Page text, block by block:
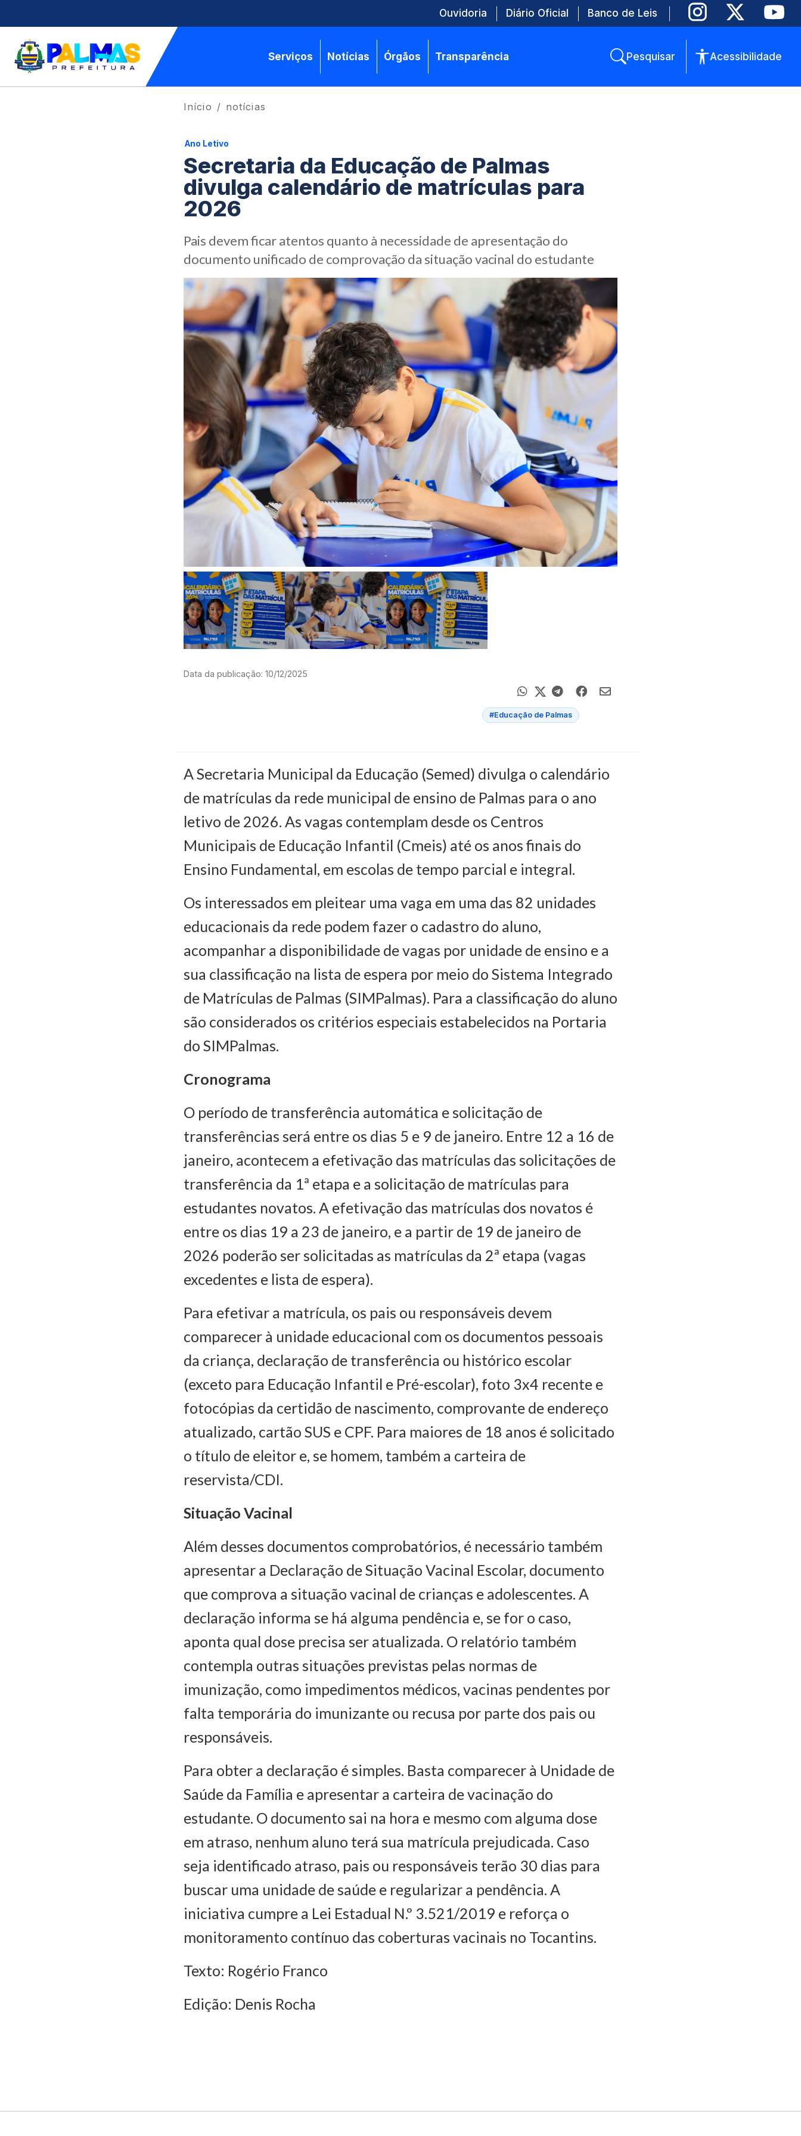
Ouvidoria Diário Oficial Banco de Leis
Serviços Notícias Órgãos Transparência Pesquisar Acessibilidade
Início notícias
Ano Letivo
Secretaria da Educação de Palmas
divulga calendário de matrículas para
2026
Pais devem ficar atentos quanto à necessidade de apresentação do
documento unificado de comprovação da situação vacinal do estudante
Data da publicação: 10/12/2025
#Educação de Palmas
A Secretaria Municipal da Educação (Semed) divulga o calendário
de matrículas da rede municipal de ensino de Palmas para o ano
letivo de 2026. As vagas contemplam desde os Centros
Municipais de Educação Infantil (Cmeis) até os anos finais do
Ensino Fundamental, em escolas de tempo parcial e integral.
Os interessados em pleitear uma vaga em uma das 82 unidades
educacionais da rede podem fazer o cadastro do aluno,
acompanhar a disponibilidade de vagas por unidade de ensino e a
sua classificação na lista de espera por meio do Sistema Integrado
de Matrículas de Palmas (SIMPalmas). Para a classificação do aluno
são considerados os critérios especiais estabelecidos na Portaria
do SIMPalmas.
Cronograma
O período de transferência automática e solicitação de
transferências será entre os dias 5 e 9 de janeiro. Entre 12 a 16 de
janeiro, acontecem a efetivação das matrículas das solicitações de
transferência da 1ª etapa e a solicitação de matrículas para
estudantes novatos. A efetivação das matrículas dos novatos é
entre os dias 19 a 23 de janeiro, e a partir de 19 de janeiro de
2026 poderão ser solicitadas as matrículas da 2ª etapa (vagas
excedentes e lista de espera).
Para efetivar a matrícula, os pais ou responsáveis devem
comparecer à unidade educacional com os documentos pessoais
da criança, declaração de transferência ou histórico escolar
(exceto para Educação Infantil e Pré-escolar), foto 3x4 recente e
fotocópias da certidão de nascimento, comprovante de endereço
atualizado, cartão SUS e CPF. Para maiores de 18 anos é solicitado
o título de eleitor e, se homem, também a carteira de
reservista/CDI.
Situação Vacinal
Além desses documentos comprobatórios, é necessário também
apresentar a Declaração de Situação Vacinal Escolar, documento
que comprova a situação vacinal de crianças e adolescentes. A
declaração informa se há alguma pendência e, se for o caso,
aponta qual dose precisa ser atualizada. O relatório também
contempla outras situações previstas pelas normas de
imunização, como impedimentos médicos, vacinas pendentes por
falta temporária do imunizante ou recusa por parte dos pais ou
responsáveis.
Para obter a declaração é simples. Basta comparecer à Unidade de
Saúde da Família e apresentar a carteira de vacinação do
estudante. O documento sai na hora e mesmo com alguma dose
em atraso, nenhum aluno terá sua matrícula prejudicada. Caso
seja identificado atraso, pais ou responsáveis terão 30 dias para
buscar uma unidade de saúde e regularizar a pendência. A
iniciativa cumpre a Lei Estadual N.º 3.521/2019 e reforça o
monitoramento contínuo das coberturas vacinais no Tocantins.
Texto: Rogério Franco
Edição: Denis Rocha